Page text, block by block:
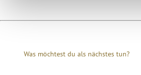
Was möchtest du als nächstes tun?